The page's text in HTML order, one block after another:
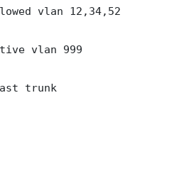
vlan 12,34,52
vlan 999
trunk